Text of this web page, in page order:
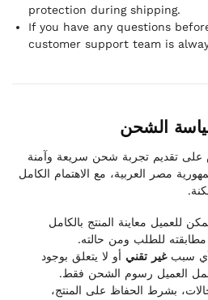
protection during shipping.
If you have any questions
customer support team is
الشحن
تقديم تجربة شحن سريعة وآمنة
مصر العربية، مع الاهتمام الكامل
للعميل معاينة المنتج بالكامل
مطابقته للطلب ومن حالته.
سببغير تقني أو لا يتعلق بوجود
العميل رسوم الشحن فقط.
بشرط الحفاظ على المنتج،